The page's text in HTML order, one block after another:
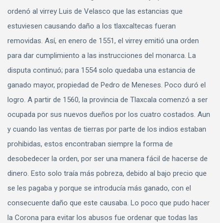
ordenó al virrey Luis de Velasco que las estancias que
estuviesen causando daño a los tlaxcaltecas fueran
removidas. Así, en enero de 1551, el virrey emitió una orden
para dar cumplimiento a las instrucciones del monarca. La
disputa continuó; para 1554 solo quedaba una estancia de
ganado mayor, propiedad de Pedro de Meneses. Poco duró el
logro. A partir de 1560, la provincia de Tlaxcala comenzó a ser
ocupada por sus nuevos dueños por los cuatro costados. Aun
y cuando las ventas de tierras por parte de los indios estaban
prohibidas, estos encontraban siempre la forma de
desobedecer la orden, por ser una manera fácil de hacerse de
dinero. Esto solo traía más pobreza, debido al bajo precio que
se les pagaba y porque se introducía más ganado, con el
consecuente daño que este causaba. Lo poco que pudo hacer
la Corona para evitar los abusos fue ordenar que todas las